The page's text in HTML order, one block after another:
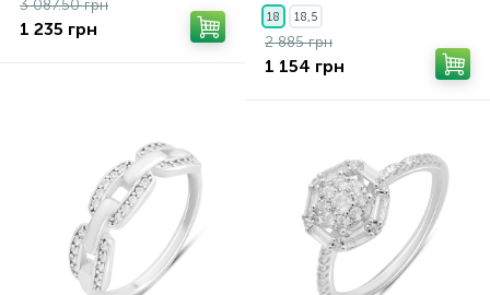
3 087.50 грн
1 235 грн
18 18,5
2 885 грн
1 154 грн